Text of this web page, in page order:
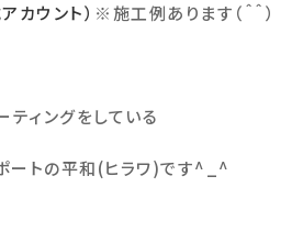
カウント） ※施工例あります（＾＾）
ティングをしている
ートの平和(ヒラワ)です^_^